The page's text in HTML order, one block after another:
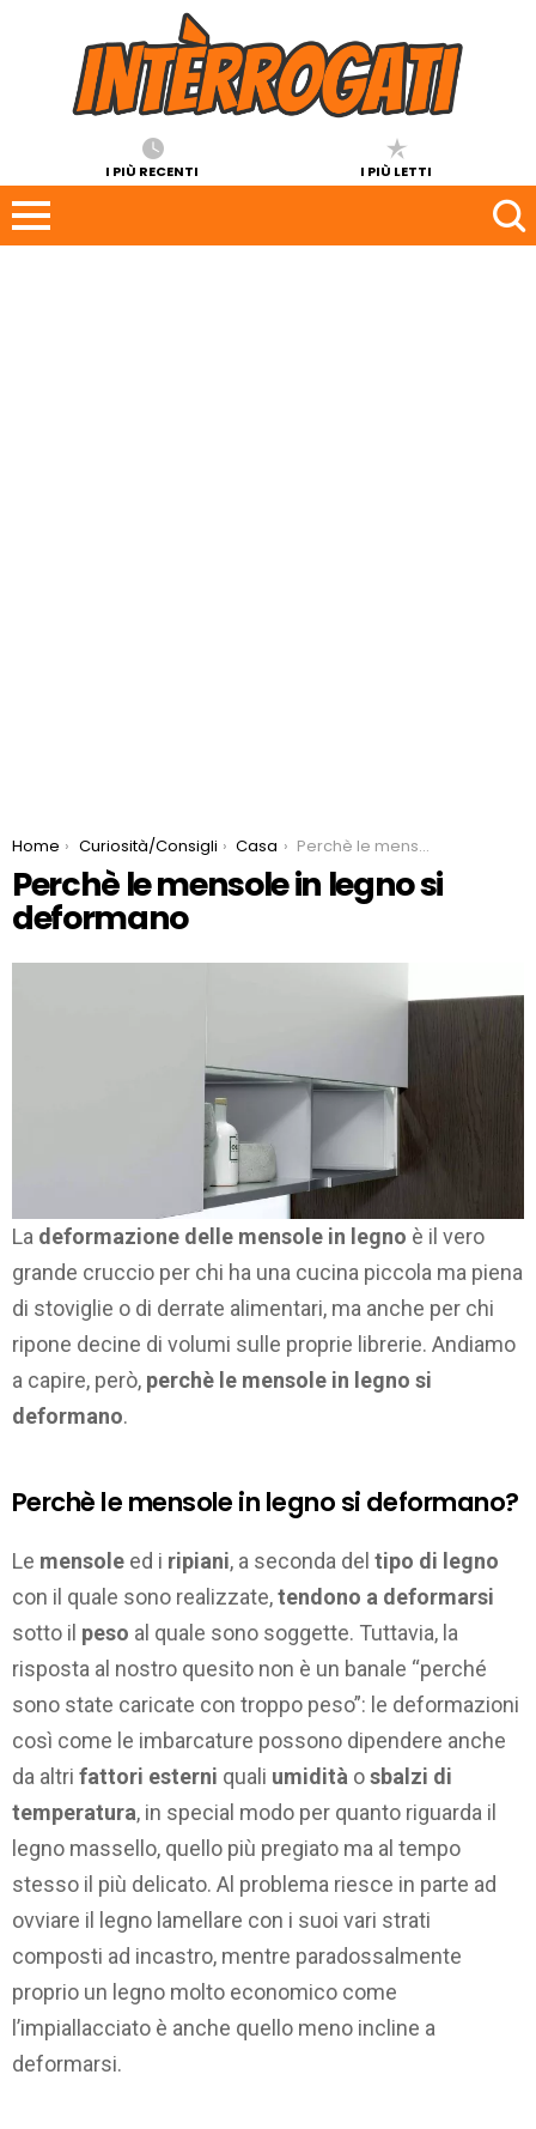
I PIÙ RECENTI I PIÙ LETTI
You are here:
Home Curiosità/Consigli Casa Perchè le mensole in legno si deformano
Perchè le mensole in legno si
deformano
La deformazione delle mensole in legno è il vero
grande cruccio per chi ha una cucina piccola ma piena
di stoviglie o di derrate alimentari, ma anche per chi
ripone decine di volumi sulle proprie librerie. Andiamo
a capire, però, perchè le mensole in legno si
deformano.
Perchè le mensole in legno si deformano?
Le mensole ed i ripiani, a seconda del tipo di legno
con il quale sono realizzate,tendono a deformarsi
sotto il peso al quale sono soggette. Tuttavia, la
risposta al nostro quesito non è un banale “perché
sono state caricate con troppo peso”: le deformazioni
così come le imbarcature possono dipendere anche
da altri fattori esterni quali umidità osbalzi di
temperatura, in special modo per quanto riguarda il
legno massello, quello più pregiato ma al tempo
stesso il più delicato. Al problema riesce in parte ad
ovviare il legno lamellare con i suoi vari strati
composti ad incastro, mentre paradossalmente
proprio un legno molto economico come
l’impiallacciato è anche quello meno incline a
deformarsi.